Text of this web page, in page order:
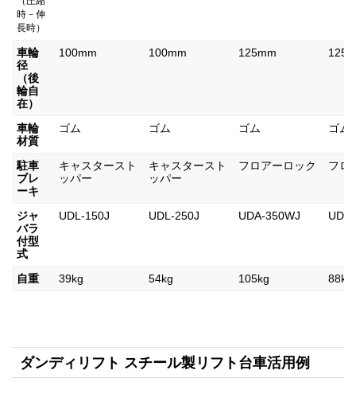
時－伸
長時）
車輪
径
（後
輪自
在）
100mm 100mm 125mm
車輪
材質
ゴム ゴム ゴム ゴム
駐車
ブレ
ーキ
キャスタースト
ッパー
キャスタースト
ッパー
フロアーロック フロ
ジャ
バラ
付型
式
UDL-150J UDL-250J UDA-350WJ
自重 39kg 54kg 105kg 88kg
ダンディリフト スチール製リフト台車活用例